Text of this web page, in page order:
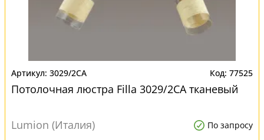
3029/2CA 77525
Потолочная люстра Filla 3029/2CA тканевый
Lumion (Италия) По запросу